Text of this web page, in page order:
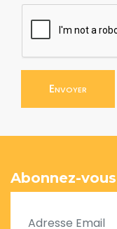
Envoyer
Abonnez-